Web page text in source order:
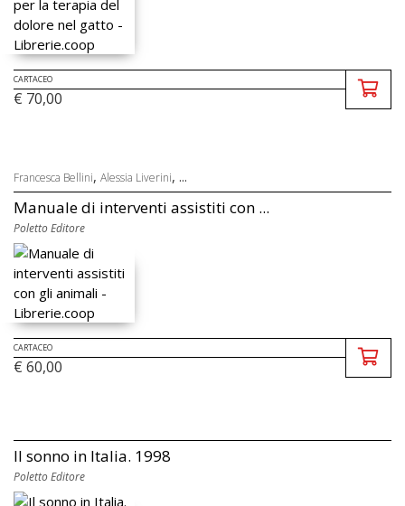
CARTACEO
€ 70,00
Francesca Bellini, Alessia Liverini, ...
Manuale di interventi assistiti con ...
Poletto Editore
CARTACEO
€ 60,00
Il sonno in Italia. 1998
Poletto Editore